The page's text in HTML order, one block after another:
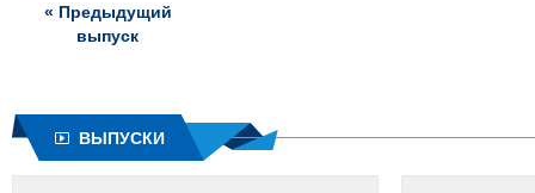
« Предыдущий
выпуск
ВЫПУСКИ